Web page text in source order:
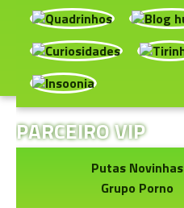
PARCEIRO VIP
Putas Novinhas
Grupo Porno